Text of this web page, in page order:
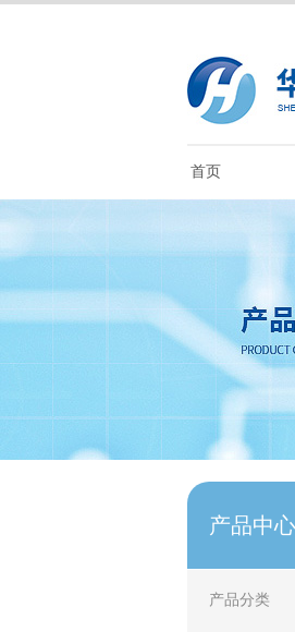
首页
产品中心
产品分类